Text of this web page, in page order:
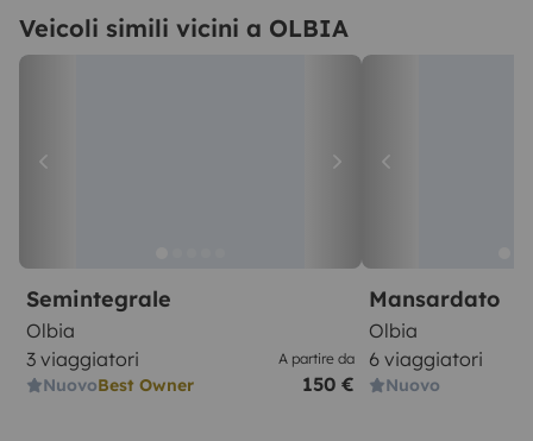
Veicoli simili vicini a OLBIA
Semintegrale
Olbia
3 viaggiatori
NuovoBest Owner
A partire da
150 €
Mansardato
Olbia
6 viaggiatori
Nuovo